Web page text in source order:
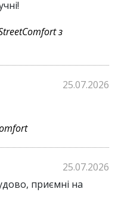
з
25.07.2026
25.07.2026
приємні на